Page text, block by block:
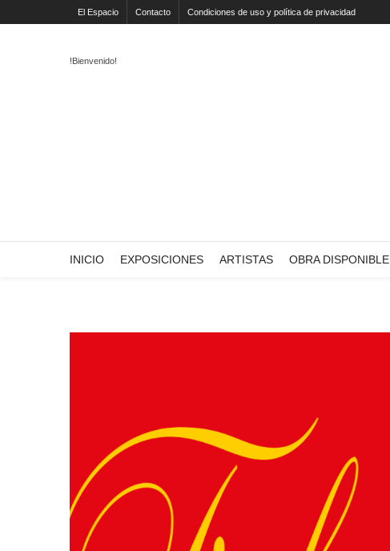
El Espacio Contacto Condiciones de uso y política de privacidad
!Bienvenido!
INICIO EXPOSICIONES ARTISTAS OBRA DISPONIBLE